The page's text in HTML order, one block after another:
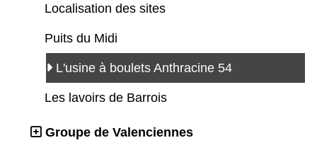
Localisation des sites
Puits du Midi
L'usine à boulets Anthracine 54
Les lavoirs de Barrois
Groupe de Valenciennes